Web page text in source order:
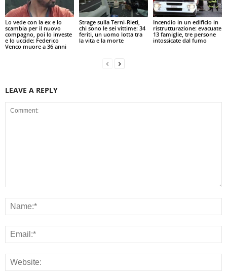
Lo vede con la ex e lo
scambia per il nuovo
compagno, poi lo investe
e lo uccide: Federico
Venco muore a 36 anni
Strage sulla Terni-Rieti,
chi sono le sei vittime: 34
feriti, un uomo lotta tra
la vita e la morte
Incendio in un edificio in
ristrutturazione: evacuate
13 famiglie, tre persone
intossicate dal fumo
LEAVE A REPLY